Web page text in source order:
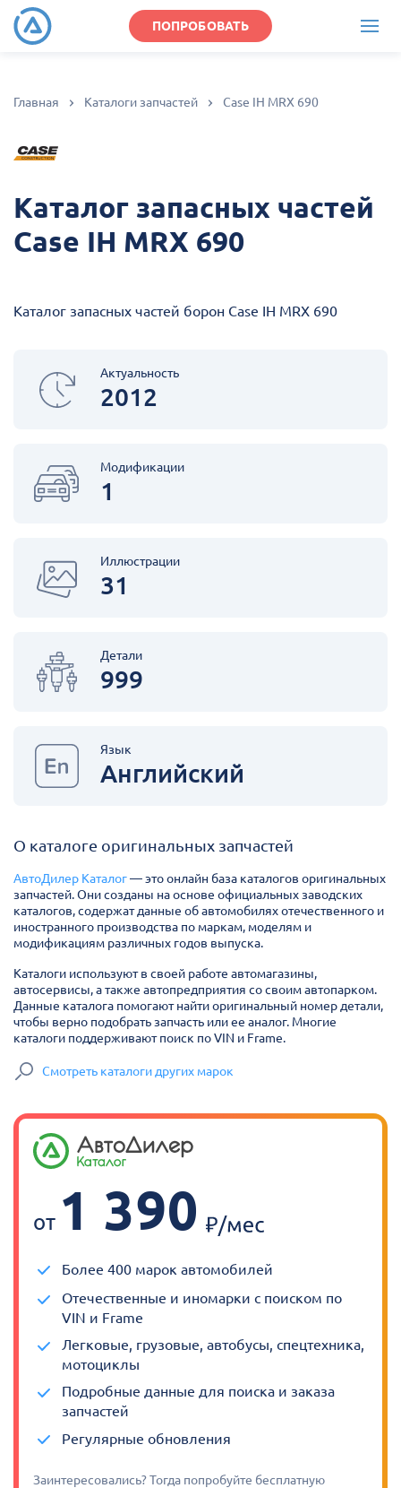
ПОПРОБОВАТЬ
Главная Каталоги запчастей Case IH MRX 690
Каталог запасных частей
Case IH MRX 690
Каталог запасных частей борон Case IH MRX 690
Актуальность
2012
Модификации
1
Иллюстрации
31
Детали
999
Язык
Английский
О каталоге оригинальных запчастей
АвтоДилер Каталог— это онлайн база каталогов оригинальных
запчастей. Они созданы на основе официальных заводских
каталогов, содержат данные об автомобилях отечественного и
иностранного производства по маркам, моделям и
модификациям различных годов выпуска.
Каталоги используют в своей работе автомагазины,
автосервисы, а также автопредприятия со своим автопарком.
Данные каталога помогают найти оригинальный номер детали,
чтобы верно подобрать запчасть или ее аналог. Многие
каталоги поддерживают поиск по VIN и Frame.
Смотреть каталоги других марок
от 1 390
Более 400 марок автомобилей
Отечественные и иномарки с поиском по
VIN и Frame
Легковые, грузовые, автобусы, спецтехника,
мотоциклы
Подробные данные для поиска и заказа
запчастей
Регулярные обновления
Заинтересовались? Тогда попробуйте бесплатную